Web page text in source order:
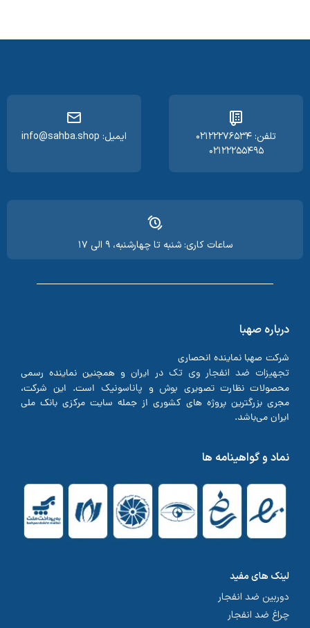
تلفن: ۰۲۱۲۲۲۷۶۵۳۴
۰۲۱۲۲۲۵۵۴۹۵
ایمیل: info@sahba.shop
ساعات کاری: شنبه تا چهارشنبه، ۹ الی ۱۷
درباره صهبا
شرکت صهبا نماینده انحصاری
تجهیزات ضد انفجار وی تک در ایران و همچنین نماینده رسمی
محصولات نظارت تصویری بوش و پاناسونیک است. این شرکت،
مجری بزرگترین پروژه های کشوری از جمله سایت مرکزی بانک ملی
ایران می‌باشد.
نماد و گواهینامه ها
لینک های مفید
دوربین ضد انفجار
چراغ ضد انفجار